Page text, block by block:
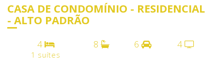
CASA DE CONDOMÍNIO - RESIDENCIAL
- ALTO PADRÃO
4
1 suítes
8 6 4